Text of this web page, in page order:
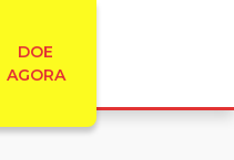
DOE
AGORA